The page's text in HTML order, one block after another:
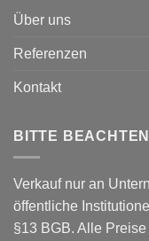
Über uns
Referenzen
Kontakt
BITTE
Verkauf nur an
öffentliche
§13 BGB. Alle